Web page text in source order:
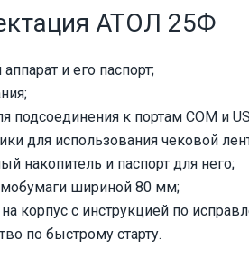
АТОЛ 25Ф
и его паспорт;
подсоединения к портам COM и
для использования чековой
накопитель и паспорт для него;
шириной 80 мм;
корпус с инструкцией по
по быстрому старту.